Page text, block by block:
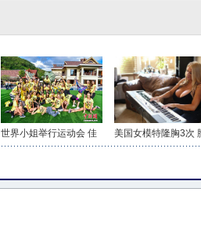
世界小姐举行运动会 佳 美国女模特隆胸3次